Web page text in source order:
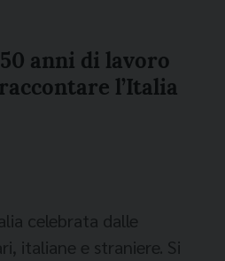
anni di lavoro
l’Italia
celebrata dalle
italiane e straniere. Si